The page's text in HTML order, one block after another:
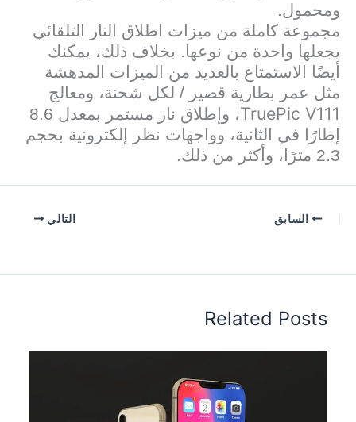
ومحمول.
مجموعة كاملة من ميزات اطلاق النار التلقائي
يجعلها واحدة من نوعها. بخلاف ذلك، يمكنك
أيضًا الاستمتاع بالعديد من الميزات المدهشة
مثل عمر بطارية قصير / لكل شحنة، ومعالج
TruePic V111
، وإطلاق نار مستمر بمعدل 8.6
إطارًا في الثانية، وواجهات نظر إلكترونية بحجم
2.3 مترًا، وأكثر من ذلك.
السابق التالي
Related Posts